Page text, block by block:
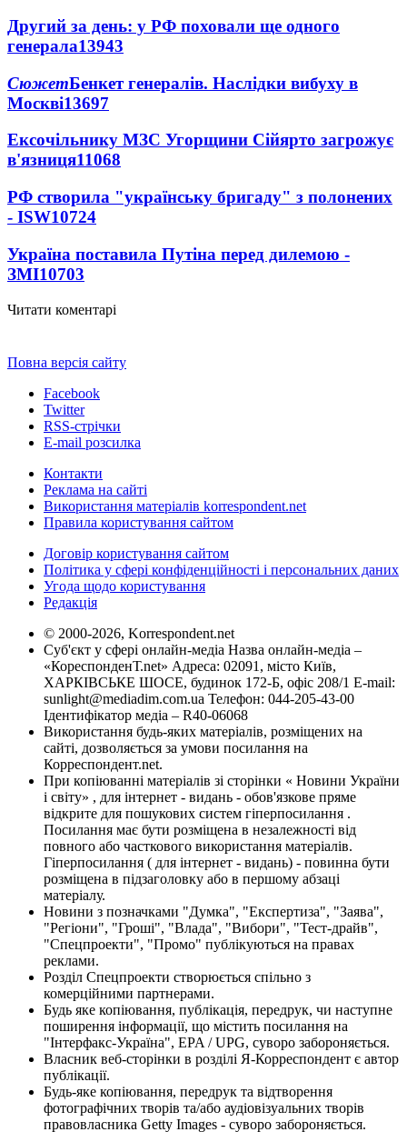
Другий за день: у РФ поховали ще одного
генерала13943
СюжетБенкет генералів. Наслідки вибуху в
Москві13697
Ексочільнику МЗС Угорщини Сійярто загрожує
в'язниця11068
РФ створила "українську бригаду" з полонених
- ISW10724
Україна поставила Путіна перед дилемою -
ЗМІ10703
Читати коментарі
Повна версія сайту
Facebook
Twitter
RSS-стрічки
E-mail розсилка
Контакти
Реклама на сайті
Використання матеріалів korrespondent.net
Правила користування сайтом
Договір користування сайтом
Політика у сфері конфіденційності і персональних даних
Угода щодо користування
Редакція
© 2000-2026, Korrespondent.net
Суб'єкт у сфері онлайн-медіа Назва онлайн-медіа –
«КореспонденТ.net» Адреса: 02091, місто Київ,
ХАРКІВСЬКЕ ШОСЕ, будинок 172-Б, офіс 208/1 E-mail:
sunlight@mediadim.com.ua Телефон: 044-205-43-00
Ідентифікатор медіа – R40-06068
Використання будь-яких матеріалів, розміщених на
сайті, дозволяється за умови посилання на
Корреспондент.net.
При копіюванні матеріалів зі сторінки « Новини України
і світу» , для інтернет - видань - обов'язкове пряме
відкрите для пошукових систем гіперпосилання .
Посилання має бути розміщена в незалежності від
повного або часткового використання матеріалів.
Гіперпосилання ( для інтернет - видань) - повинна бути
розміщена в підзаголовку або в першому абзаці
матеріалу.
Новини з позначками "Думка", "Експертиза", "Заява",
"Регіони", "Гроші", "Влада", "Вибори", "Тест-драйв",
"Спецпроекти", "Промо" публікуються на правах
реклами.
Розділ Спецпроекти створюється спільно з
комерційними партнерами.
Будь яке копіювання, публікація, передрук, чи наступне
поширення інформації, що містить посилання на
"Інтерфакс-Україна", EPA / UPG, суворо забороняється.
Власник веб-сторінки в розділі Я-Корреспондент є автор
публікації.
Будь-яке копіювання, передрук та відтворення
фотографічних творів та/або аудіовізуальних творів
правовласника Getty Images - суворо забороняється.